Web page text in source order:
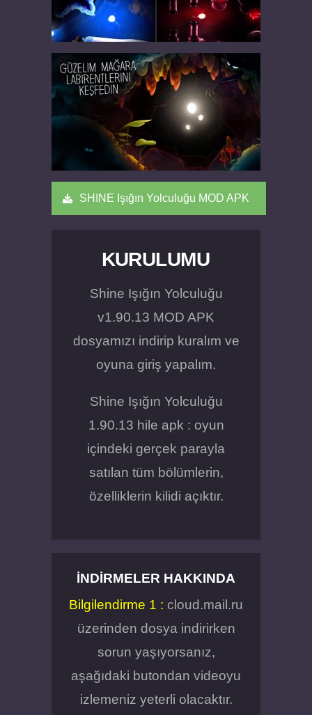
SHINE Işığın Yolculuğu MOD APK
KURULUMU
Shine Işığın Yolculuğu
v1.90.13 MOD APK
dosyamızı indirip kuralım ve
oyuna giriş yapalım.
Shine Işığın Yolculuğu
1.90.13 hile apk : oyun
içindeki gerçek parayla
satılan tüm bölümlerin,
özelliklerin kilidi açıktır.
İNDIRMELER HAKKINDA
Bilgilendirme 1 : cloud.mail.ru
üzerinden dosya indirirken
sorun yaşıyorsanız,
aşağıdaki butondan videoyu
izlemeniz yeterli olacaktır.